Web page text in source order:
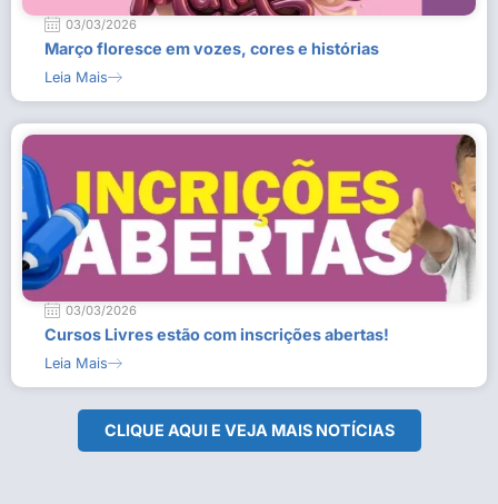
03/03/2026
Março floresce em vozes, cores e histórias
Leia Mais
03/03/2026
Cursos Livres estão com inscrições abertas!
Leia Mais
CLIQUE AQUI E VEJA MAIS NOTÍCIAS